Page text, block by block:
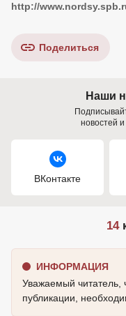
http://
Поделиться
Наши
новостей
ВКонтакте
14
ИНФОРМАЦИЯ
Уважаемый читатель,
публикации,